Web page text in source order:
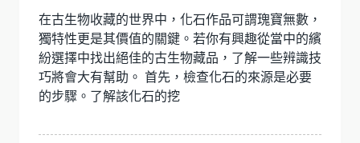
在古生物收藏的世界中，化石作品可謂瑰寶無數，
獨特性更是其價值的關鍵。若你有興趣從當中的繽
紛選擇中找出絕佳的古生物藏品，了解一些辨識技
巧將會大有幫助。 首先，檢查化石的來源是必要
的步驟。了解該化石的挖